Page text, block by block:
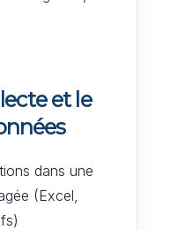
et le
dans une
(Excel,